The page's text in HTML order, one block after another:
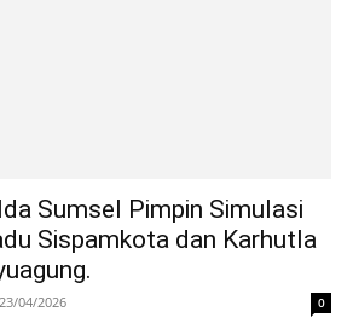
Sumsel Pimpin Simulasi
Sispamkota dan Karhutla
23/04/2026 0